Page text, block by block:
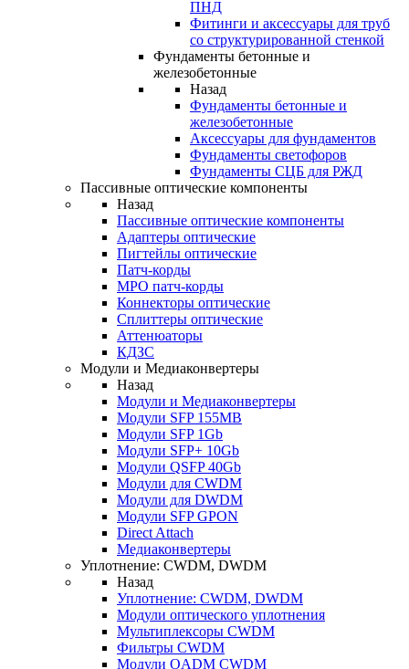
ПНД
Фитинги и аксессуары для труб
со структурированной стенкой
Фундаменты бетонные и
железобетонные
Назад
Фундаменты бетонные и
железобетонные
Аксессуары для фундаментов
Фундаменты светофоров
Фундаменты СЦБ для РЖД
Пассивные оптические компоненты
Назад
Пассивные оптические компоненты
Адаптеры оптические
Пигтейлы оптические
Патч-корды
MPO патч-корды
Коннекторы оптические
Сплиттеры оптические
Аттенюаторы
КДЗС
Модули и Медиаконвертеры
Назад
Модули и Медиаконвертеры
Модули SFP 155MB
Модули SFP 1Gb
Модули SFP+ 10Gb
Модули QSFP 40Gb
Модули для CWDM
Модули для DWDM
Модули SFP GPON
Direct Attach
Медиаконвертеры
Уплотнение: CWDM, DWDM
Назад
Уплотнение: CWDM, DWDM
Модули оптического уплотнения
Мультиплексоры CWDM
Фильтры CWDM
Модули OADM CWDM